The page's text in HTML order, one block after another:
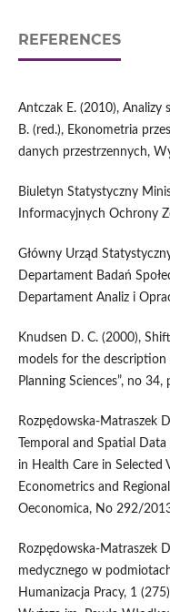
REFERENCES
Antczak E. (2010), Analizy
B. (red.), Ekonometria
danych przestrzennych,
Biuletyn Statystyczny
Informacyjnych Ochrony
Główny Urząd
Departament Badań
Departament Analiz i
Knudsen D. C. (2000),
models for the description
Planning Sciences”, no 34,
Rozpędowska-Matraszek
Temporal and Spatial
in Health Care in Selected
Econometrics and
Oeconomica, No 292/
Rozpędowska-Matraszek
medycznego w
Humanizacja Pracy, 1